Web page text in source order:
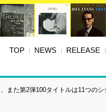
TOP NEWS RELEASE
また第2弾100タイトルは11つの